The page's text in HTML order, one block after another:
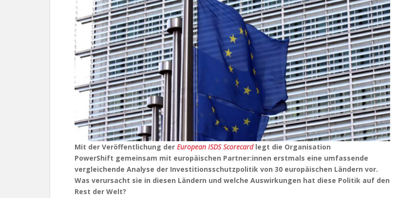
Mit der Veröffentlichung der European ISDS Scorecardlegt die Organisation
PowerShift gemeinsam mit europäischen Partner:innen erstmals eine umfassende
vergleichende Analyse der Investitionsschutzpolitik von 30 europäischen Ländern vor.
Was verursacht sie in diesen Ländern und welche Auswirkungen hat diese Politik auf den
Rest der Welt?